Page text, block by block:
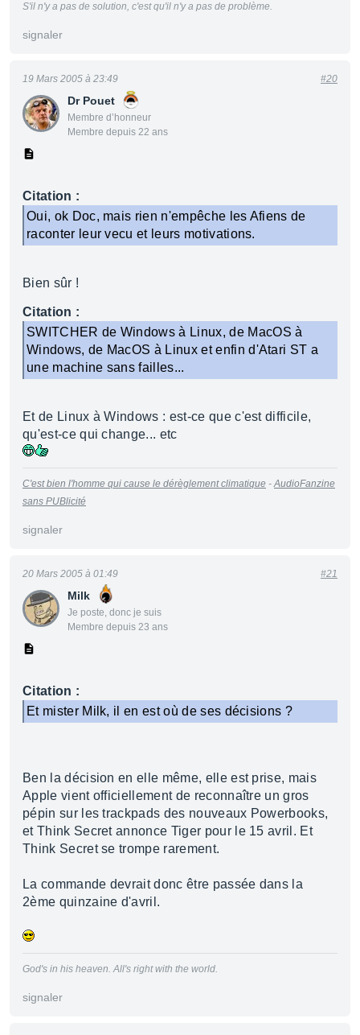
S'il n'y a pas de solution, c'est qu'il n'y a pas de problème.
signaler
Dr Pouet
Membre d’honneur
Membre depuis 22 ans
19 Mars 2005 à 23:49 #20
Citation :
Oui, ok Doc, mais rien n'empêche les Afiens de
raconter leur vecu et leurs motivations.
Bien sûr !
Citation :
SWITCHER de Windows à Linux, de MacOS à
Windows, de MacOS à Linux et enfin d'Atari ST a
une machine sans failles...
Et de Linux à Windows : est-ce que c'est difficile,
qu'est-ce qui change... etc
C'est bien l'homme qui cause le dérèglement climatique -AudioFanzine
sans PUBlicité
signaler
Milk
Je poste, donc je suis
Membre depuis 23 ans
20 Mars 2005 à 01:49 #21
Citation :
Et mister Milk, il en est où de ses décisions ?
Ben la décision en elle même, elle est prise, mais
Apple vient officiellement de reconnaître un gros
pépin sur les trackpads des nouveaux Powerbooks,
et Think Secret annonce Tiger pour le 15 avril. Et
Think Secret se trompe rarement.
La commande devrait donc être passée dans la
2ème quinzaine d'avril.
God's in his heaven. All's right with the world.
signaler